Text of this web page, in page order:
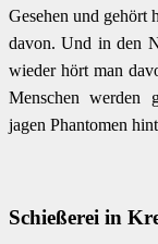
Gesehen und gehört
davon. Und in den
wieder hört man
Menschen werden
jagen Phantomen
Schießerei in